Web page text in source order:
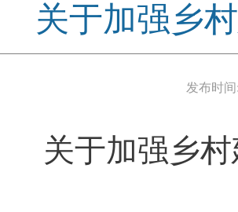
关于加强乡
发布时
关于加强乡